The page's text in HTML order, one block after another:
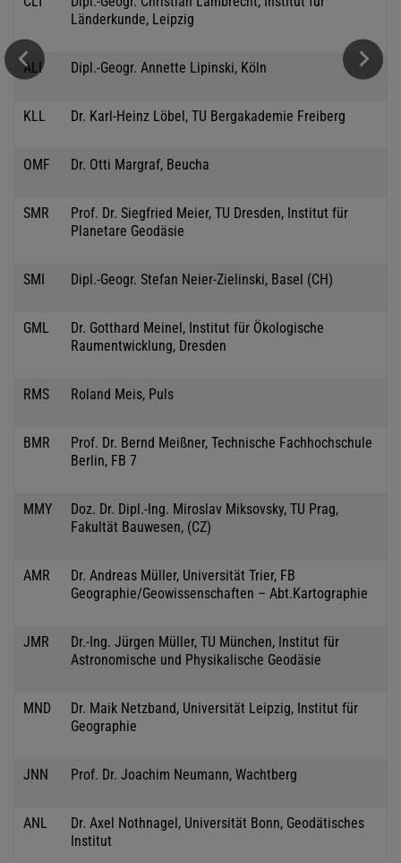
Länderkunde, Leipzig
ALI Dipl.-Geogr. Annette Lipinski, Köln
KLL Dr. Karl-Heinz Löbel, TU Bergakademie Freiberg
OMF Dr. Otti Margraf, Beucha
SMR
Prof. Dr. Siegfried Meier, TU Dresden, Institut für
Planetare Geodäsie
SMI Dipl.-Geogr. Stefan Neier-Zielinski, Basel (CH)
GML
Dr. Gotthard Meinel, Institut für Ökologische
Raumentwicklung, Dresden
RMS Roland Meis, Puls
BMR
Prof. Dr. Bernd Meißner, Technische Fachhochschule
Berlin, FB 7
MMY
Doz. Dr. Dipl.-Ing. Miroslav Miksovsky, TU Prag,
Fakultät Bauwesen, (CZ)
AMR
Dr. Andreas Müller, Universität Trier, FB
Geographie/Geowissenschaften – Abt.Kartographie
JMR
Dr.-Ing. Jürgen Müller, TU München, Institut für
Astronomische und Physikalische Geodäsie
MND
Dr. Maik Netzband, Universität Leipzig, Institut für
Geographie
JNN Prof. Dr. Joachim Neumann, Wachtberg
ANL
Dr. Axel Nothnagel, Universität Bonn, Geodätisches
Institut